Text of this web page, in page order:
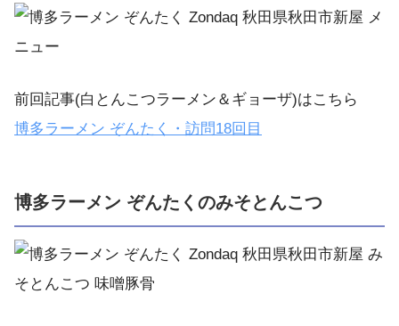
前回記事(白とんこつラーメン＆ギョーザ)はこちら
博多ラーメン ぞんたく・訪問18回目
博多ラーメン ぞんたくのみそとんこつ